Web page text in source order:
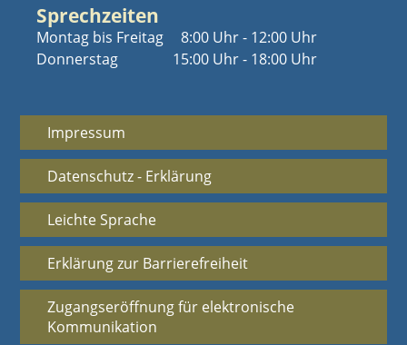
Sprechzeiten
Montag bis Freitag
Donnerstag
8:00 Uhr - 12:00 Uhr
15:00 Uhr - 18:00 Uhr
Impressum
Datenschutz - Erklärung
Leichte Sprache
Erklärung zur Barrierefreiheit
Zugangseröffnung für elektronische
Kommunikation